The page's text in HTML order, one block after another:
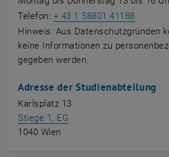
Telefon: + 43 1 58801 41188
Hinweis: Aus Datenschutzgründen
keine Informationen zu
gegeben werden.
Adresse der Studienabteilung
Karlsplatz 13
Stiege 1, EG
1040 Wien